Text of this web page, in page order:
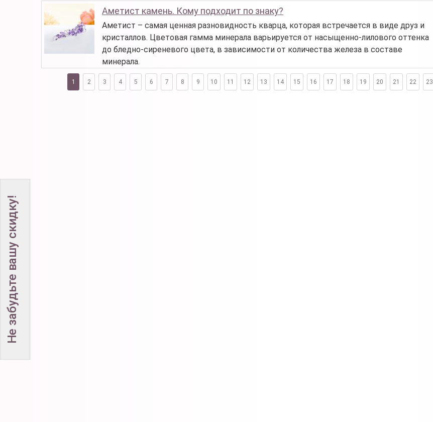
Аметист камень. Кому подходит по знаку?
Аметист – самая ценная разновидность кварца, которая встречается в виде друз и
кристаллов. Цветовая гамма минерала варьируется от насыщенно-лилового оттенка
до бледно-сиреневого цвета, в зависимости от количества железа в составе
минерала.
1 2 3 4 5 6 7 8 9 10 11 12 13 14 15 16 17 18 19 20 21 22 23
Не забудьте вашу скидку!